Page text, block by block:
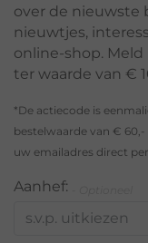
over de nieuwste
nieuwtjes,
online-shop.
ter waarde van €
*De actiecode is
bestelwaarde van €
uw emailadres direct
Aanhef: